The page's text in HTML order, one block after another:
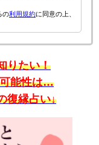
の利用規約に同意の上、
りたい！
可能性は…
復縁占い↓